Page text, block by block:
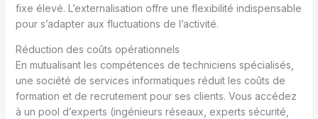
fixe élevé. L’externalisation offre une flexibilité indispensable
pour s’adapter aux fluctuations de l’activité.
Réduction des coûts opérationnels
En mutualisant les compétences de techniciens spécialisés,
une société de services informatiques réduit les coûts de
formation et de recrutement pour ses clients. Vous accédez
à un pool d’experts (ingénieurs réseaux, experts sécurité,